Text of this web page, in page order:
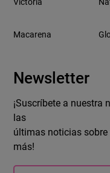
Macarena
Newsletter
¡Suscríbete a nuestra
las
últimas noticias
más!